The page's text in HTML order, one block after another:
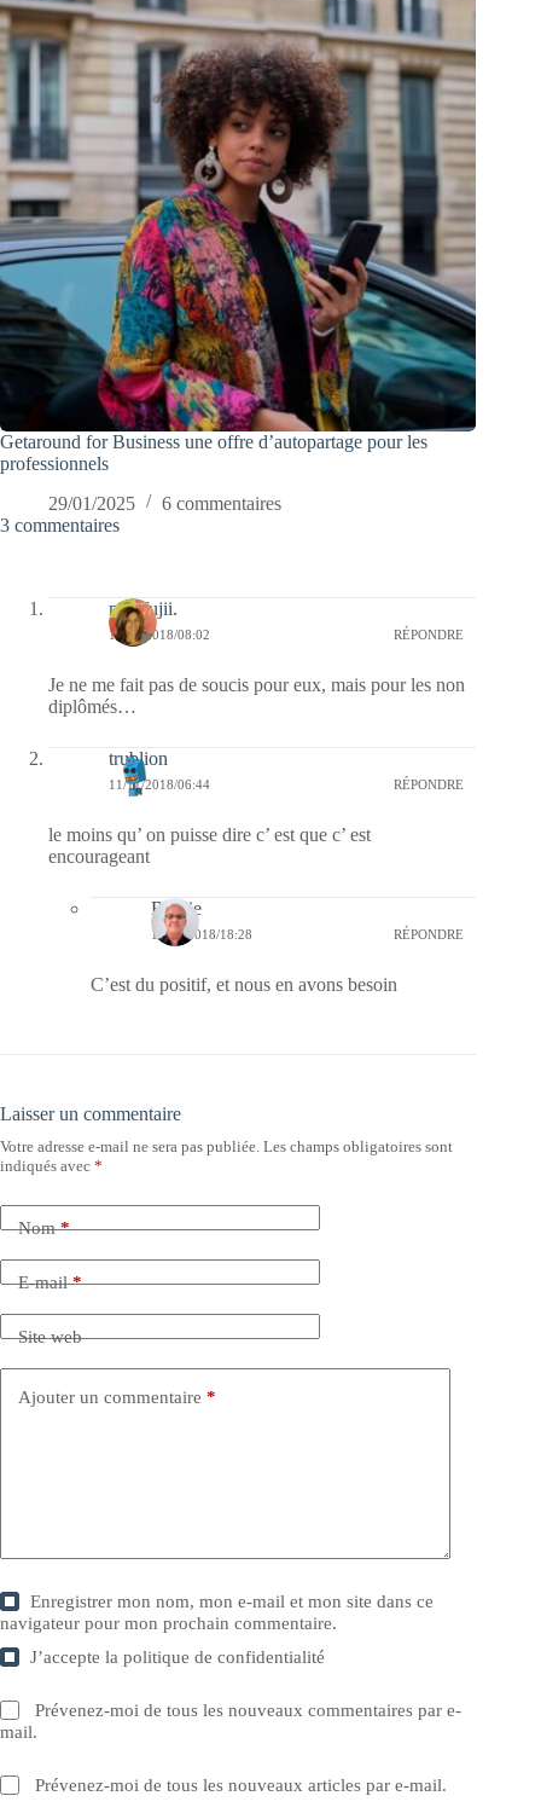
Getaround for Business une offre d’autopartage pour les
professionnels
29/01/2025
6 commentaires
3 commentaires
missfujii.
14/11/2018/08:02 RÉPONDRE
Je ne me fait pas de soucis pour eux, mais pour les non
diplômés…
trublion
11/11/2018/06:44 RÉPONDRE
le moins qu’ on puisse dire c’ est que c’ est
encourageant
Bernie
11/11/2018/18:28 RÉPONDRE
C’est du positif, et nous en avons besoin
Laisser un commentaire
Votre adresse e-mail ne sera pas publiée. Les champs obligatoires sont
indiqués avec *
Nom*
E-mail*
Site web
Ajouter un commentaire *
Enregistrer mon nom, mon e-mail et mon site dans ce
navigateur pour mon prochain commentaire.
J’accepte lapolitique de confidentialité
Prévenez-moi de tous les nouveaux commentaires par e-
mail.
Prévenez-moi de tous les nouveaux articles par e-mail.